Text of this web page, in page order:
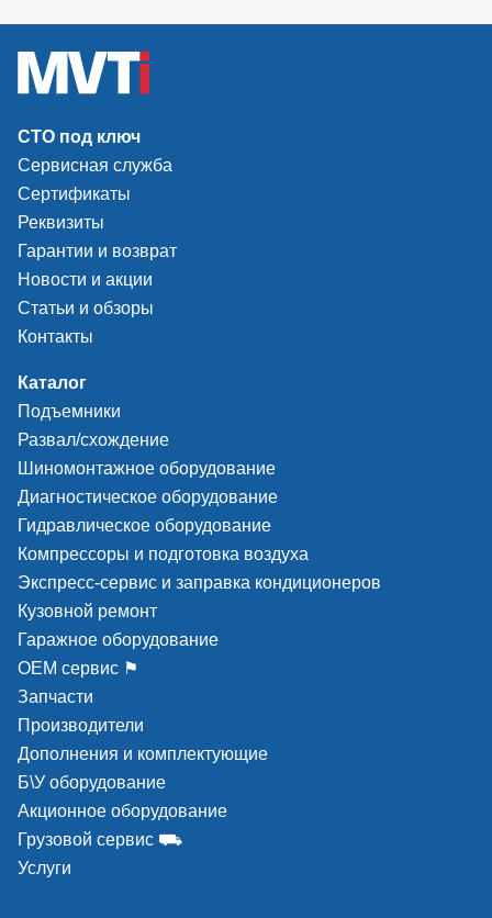
Цилиндр отрыва
увеличенный
СТО под ключ
Сервисная служба
Сертификаты
Реквизиты
Гарантии и возврат
Новости и акции
Статьи и обзоры
Контакты
Каталог
Подъемники
Развал/схождение
Шиномонтажное оборудование
Диагностическое оборудование
Гидравлическое оборудование
Компрессоры и подготовка воздуха
Экспресс-сервис и заправка кондиционеров
Кузовной ремонт
Гаражное оборудование
ОЕМ сервис ⚑
Запчасти
Производители
Дополнения и комплектующие
Б\У оборудование
Акционное оборудование
Грузовой сервис ⛟
Услуги